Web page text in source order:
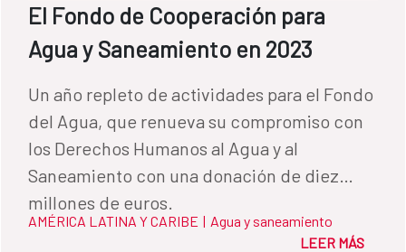
El Fondo de Cooperación para
Agua y Saneamiento en 2023
Un año repleto de actividades para el Fondo
del Agua, que renueva su compromiso con
los Derechos Humanos al Agua y al
Saneamiento con una donación de diez
AMÉRICA LATINA Y CARIBE | Agua y saneamiento
LEER MÁS